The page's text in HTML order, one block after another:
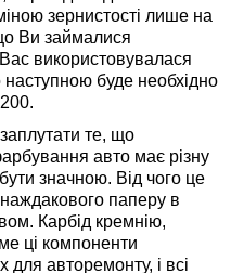
зернистості лише на
Ви займалися
використовувалася
буде необхідно
те, що
авто має різну
значною. Від чого це
паперу в
Карбід кремнію,
ці компоненти
авторемонту, і всі